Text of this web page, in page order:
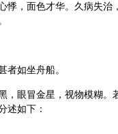
，面色才华。久病失治
者如坐舟船。
，眼冒金星，视物模糊。
述如下：